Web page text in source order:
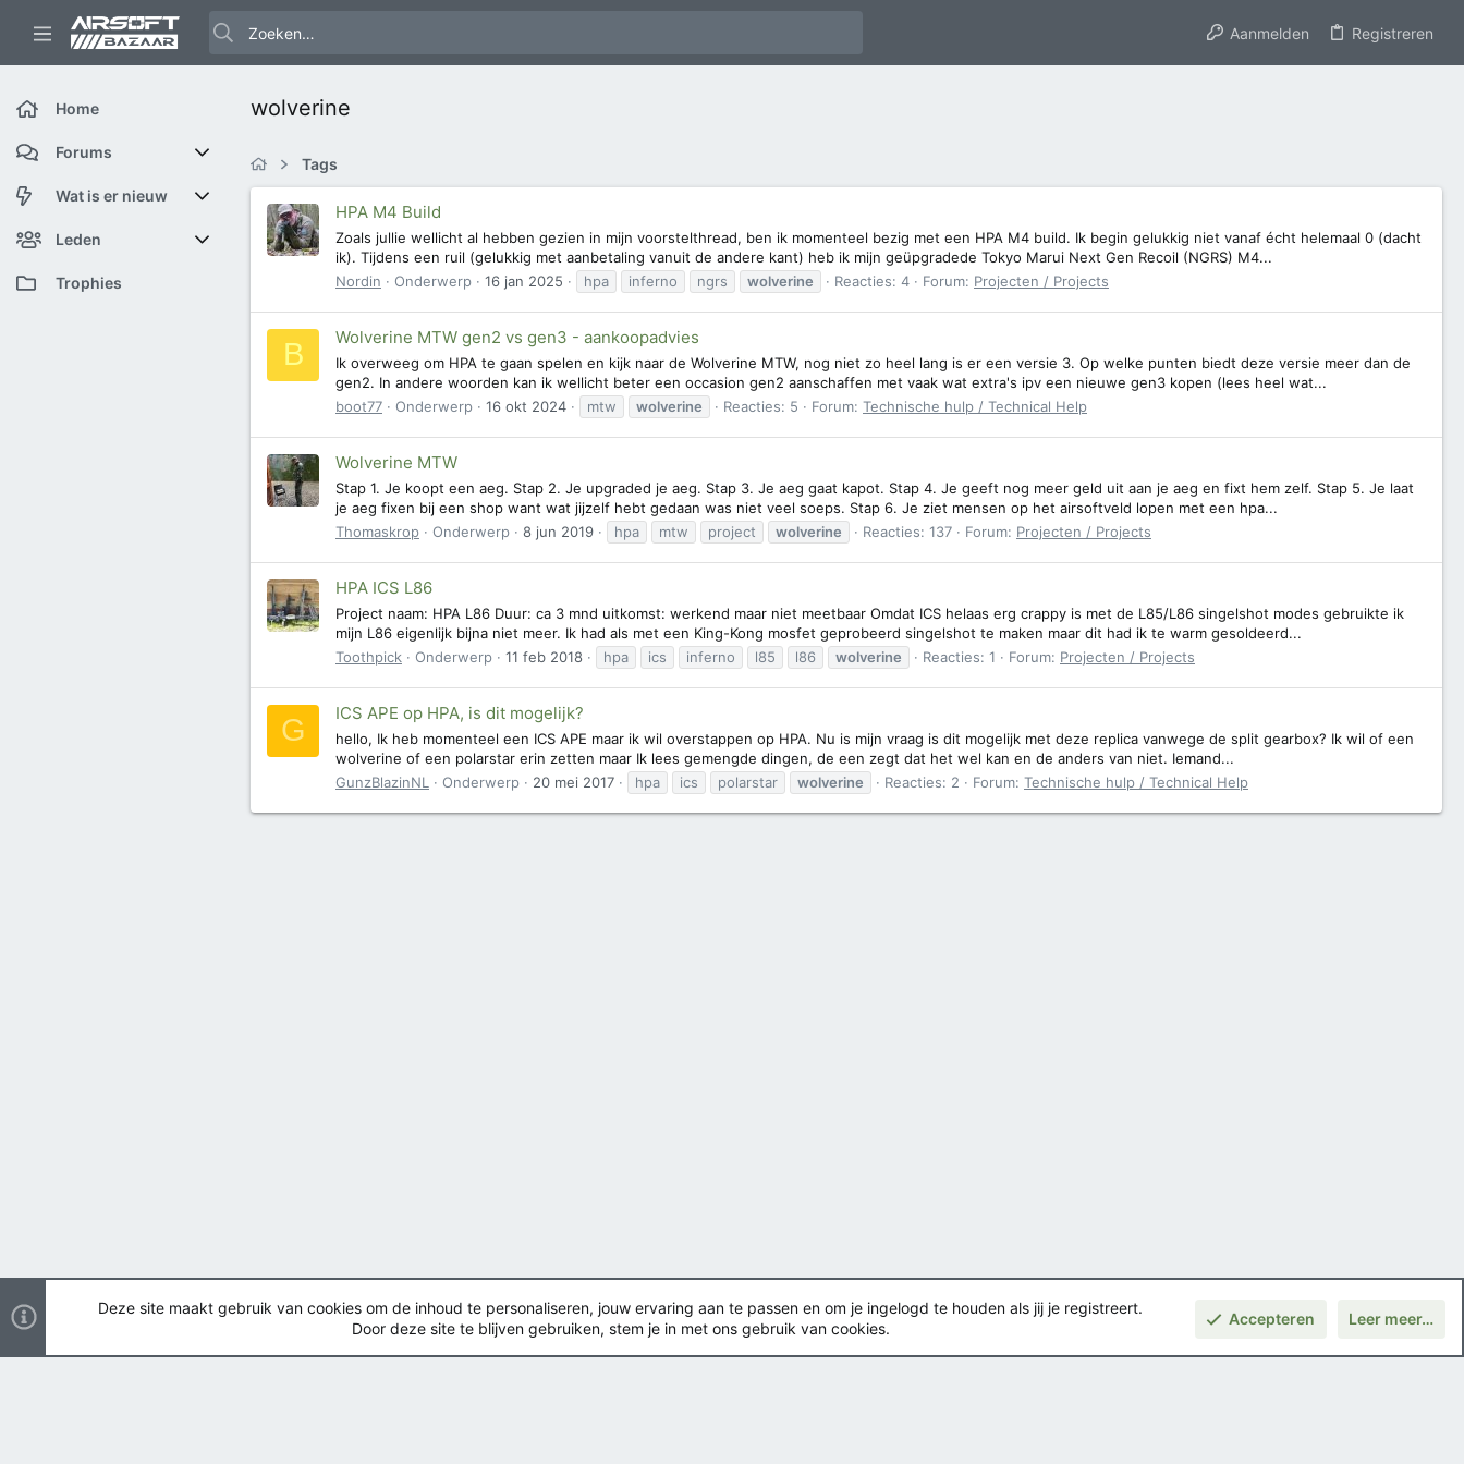
Aanmelden Registreren
Home
Forums
Nieuwe berichten
Zoek forums
Wat is er nieuw
Featured content
Nieuwe berichten
Leden
Huidige bezoekers
Trophies
wolverine
Tags
HPA M4 Build
Zoals jullie wellicht al hebben gezien in mijn voorstelthread, ben ik momenteel bezig met een HPA M4 build. Ik begin gelukkig niet vanaf écht helemaal 0 (dacht
ik). Tijdens een ruil (gelukkig met aanbetaling vanuit de andere kant) heb ik mijn geüpgradede Tokyo Marui Next Gen Recoil (NGRS) M4...
Nordin
Onderwerp 16 jan 2025 hpa inferno ngrs wolverine Reacties: 4 Forum: Projecten / Projects
B Wolverine MTW gen2 vs gen3 - aankoopadvies
Ik overweeg om HPA te gaan spelen en kijk naar de Wolverine MTW, nog niet zo heel lang is er een versie 3. Op welke punten biedt deze versie meer dan de
gen2. In andere woorden kan ik wellicht beter een occasion gen2 aanschaffen met vaak wat extra's ipv een nieuwe gen3 kopen (lees heel wat...
boot77
Onderwerp 16 okt 2024 mtw wolverine Reacties: 5 Forum: Technische hulp / Technical Help
Wolverine MTW
Stap 1. Je koopt een aeg. Stap 2. Je upgraded je aeg. Stap 3. Je aeg gaat kapot. Stap 4. Je geeft nog meer geld uit aan je aeg en fixt hem zelf. Stap 5. Je laat
je aeg fixen bij een shop want wat jijzelf hebt gedaan was niet veel soeps. Stap 6. Je ziet mensen op het airsoftveld lopen met een hpa...
Thomaskrop
Onderwerp 8 jun 2019 hpa mtw project wolverine Reacties: 137 Forum: Projecten / Projects
HPA ICS L86
Project naam: HPA L86 Duur: ca 3 mnd uitkomst: werkend maar niet meetbaar Omdat ICS helaas erg crappy is met de L85/L86 singelshot modes gebruikte ik
mijn L86 eigenlijk bijna niet meer. Ik had als met een King-Kong mosfet geprobeerd singelshot te maken maar dit had ik te warm gesoldeerd...
Toothpick
Onderwerp 11 feb 2018 hpa ics inferno l85 l86 wolverine Reacties: 1 Forum: Projecten / Projects
G ICS APE op HPA, is dit mogelijk?
hello, Ik heb momenteel een ICS APE maar ik wil overstappen op HPA. Nu is mijn vraag is dit mogelijk met deze replica vanwege de split gearbox? Ik wil of een
wolverine of een polarstar erin zetten maar Ik lees gemengde dingen, de een zegt dat het wel kan en de anders van niet. Iemand...
GunzBlazinNL
Onderwerp 20 mei 2017 hpa ics polarstar wolverine Reacties: 2 Forum: Technische hulp / Technical Help
Deze site maakt gebruik van cookies om de inhoud te personaliseren, jouw ervaring aan te passen en om je ingelogd te houden als jij je registreert.
Door deze site te blijven gebruiken, stem je in met ons gebruik van cookies.
Accepteren Leer meer…